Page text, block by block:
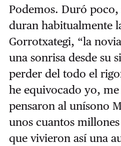
Podemos. Duró poco,
duran habitualmente
Gorrotxategi, “la
una sonrisa desde su
perder del todo el
he equivocado yo,
pensaron al unísono
unos cuantos
que vivieron así una